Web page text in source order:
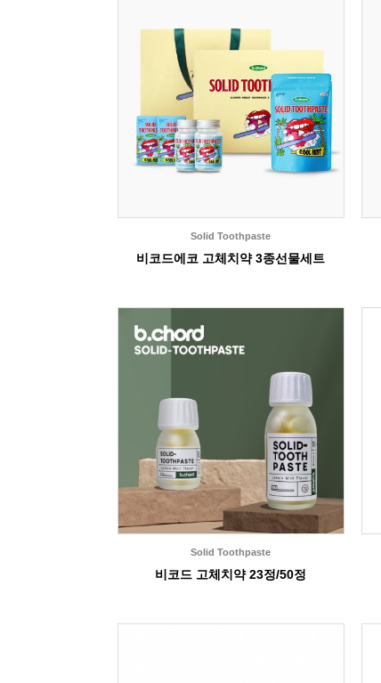
Solid Toothpaste
비코드에코 고체치약 3종선물세트
Solid Toothpaste
비코드 고체치약 23정/50정